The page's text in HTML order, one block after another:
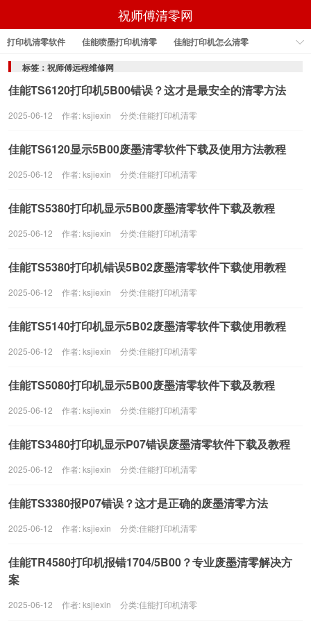
祝师傅清零网
打印机清零软件 佳能喷墨打印机清零
佳能打印机怎么清零
佳能打印机怎样清零
佳能打印机清零
epson打印机清零软件
标签：祝师傅远程维修网
佳能TS6120打印机5B00错误？这才是最安全的清零方法
2025-06-12 作者: ksjiexin 分类:佳能打印机清零
佳能TS6120显示5B00废墨清零软件下载及使用方法教程
2025-06-12 作者: ksjiexin 分类:佳能打印机清零
佳能TS5380打印机显示5B00废墨清零软件下载及教程
2025-06-12 作者: ksjiexin 分类:佳能打印机清零
佳能TS5380打印机错误5B02废墨清零软件下载使用教程
2025-06-12 作者: ksjiexin 分类:佳能打印机清零
佳能TS5140打印机显示5B02废墨清零软件下载使用教程
2025-06-12 作者: ksjiexin 分类:佳能打印机清零
佳能TS5080打印机显示5B00废墨清零软件下载及教程
2025-06-12 作者: ksjiexin 分类:佳能打印机清零
佳能TS3480打印机显示P07错误废墨清零软件下载及教程
2025-06-12 作者: ksjiexin 分类:佳能打印机清零
佳能TS3380报P07错误？这才是正确的废墨清零方法
2025-06-12 作者: ksjiexin 分类:佳能打印机清零
佳能TR4580打印机报错1704/5B00？专业废墨清零解决方
案
2025-06-12 作者: ksjiexin 分类:佳能打印机清零